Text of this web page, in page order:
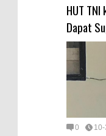
HUT TNI
Dapat
0